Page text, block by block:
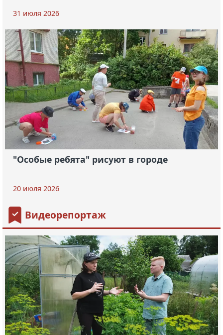
31 июля 2026
"Особые ребята" рисуют в городе
20 июля 2026
Видеорепортаж